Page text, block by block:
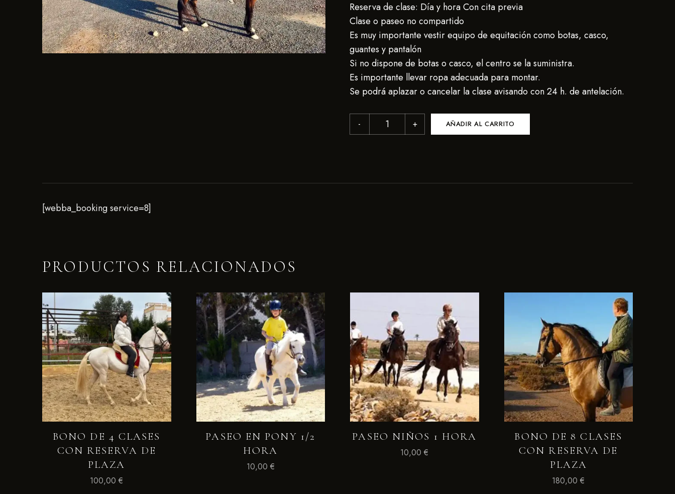
Reserva de clase: Día y hora Con cita previa
Clase o paseo no compartido
Es muy importante vestir equipo de equitación como botas, casco,
guantes y pantalón
Si no dispone de botas o casco, el centro se la suministra.
Es importante llevar ropa adecuada para montar.
Se podrá aplazar o cancelar la clase avisando con 24 h. de antelación.
AÑADIR AL CARRITO
[webba_booking service=8]
PRODUCTOS RELACIONADOS
BONO DE 4 CLASES
CON RESERVA DE
PLAZA
100,00€
PASEO EN PONY 1/2
HORA
10,00 €
PASEO NIÑOS 1 HORA
10,00€
BONO DE 8 CLASES
CON RESERVA DE
PLAZA
180,00€